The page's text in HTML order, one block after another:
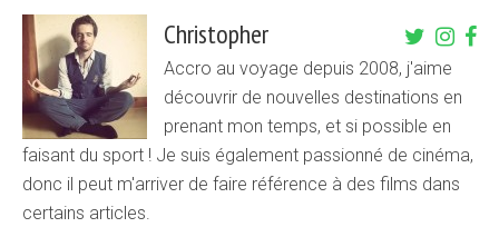
Christopher
Accro au voyage depuis 2008, j'aime
découvrir de nouvelles destinations en
prenant mon temps, et si possible en
faisant du sport ! Je suis également passionné de cinéma,
donc il peut m'arriver de faire référence à des films dans
certains articles.